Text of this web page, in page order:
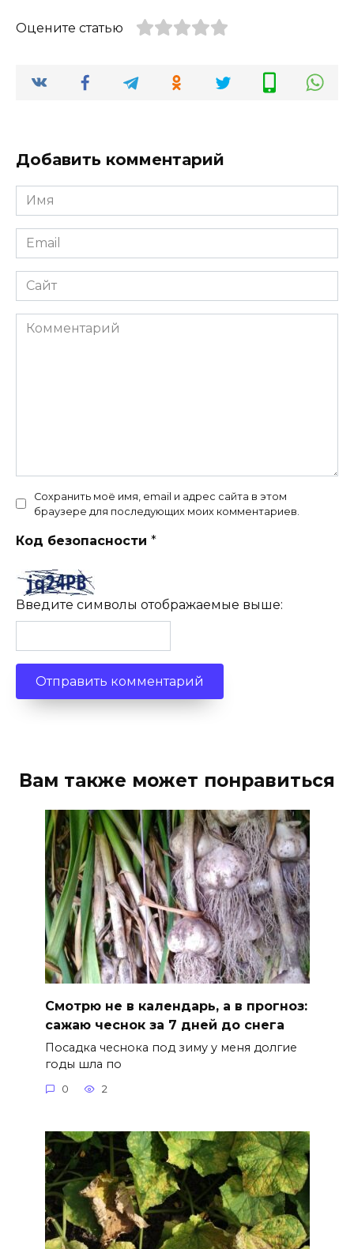
Оцените статью
Добавить комментарий
Имя
*
Email
*
Сайт
Комментарий
Сохранить моё имя, email и адрес сайта в этом
браузере для последующих моих комментариев.
Код безопасности *
Введите символы отображаемые выше:
Вам также может понравиться
Смотрю не в календарь, а в прогноз:
сажаю чеснок за 7 дней до снега
Посадка чеснока под зиму у меня долгие
годы шла по
0 2